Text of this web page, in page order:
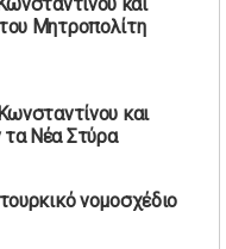
Μητροπολίτη
και
τα Νέα Στύρα
νομοσχέδιο